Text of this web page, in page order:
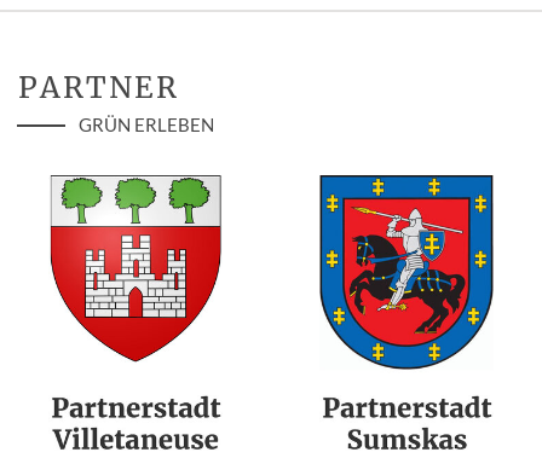
PARTNER
GRÜN ERLEBEN